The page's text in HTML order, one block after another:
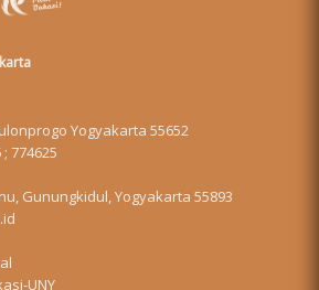
Yogyakarta 55652
774625
Gunungkidul, Yogyakarta 55893
UNY